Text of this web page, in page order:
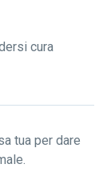
cura
tua per dare